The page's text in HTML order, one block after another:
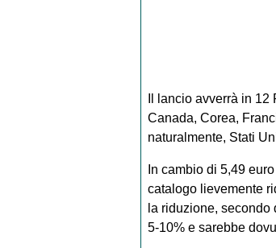
Il lancio avverrà in
Canada, Corea,
naturalmente, Stati
In cambio di 5,49
catalogo lievemente
la riduzione, secondo
5-10% e sarebbe